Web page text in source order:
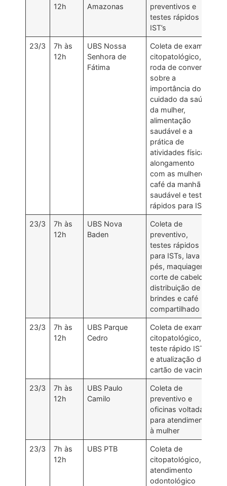
12h Amazonas
preventivos e
testes rápidos
IST’s
23/3
7h às
12h
UBS Nossa
Senhora de
Fátima
Coleta de exame
citopatológico,
roda de conversa
sobre a
importância do
cuidado da saúde
da mulher,
alimentação
saudável e a
prática de
atividades físicas;
alongamento
com as mulheres;
café da manhã
saudável e testes
rápidos para ISTs
23/3
7h às
12h
UBS Nova
Baden
Coleta de
preventivo,
testes rápidos
para ISTs, lava
pés, maquiagem,
corte de cabelo,
distribuição de
brindes e café
compartilhado
23/3
7h às
12h
UBS Parque
Cedro
Coleta de exame
citopatológico,
teste rápido IST’s
e atualização do
cartão de vacina
23/3
7h às
12h
UBS Paulo
Camilo
Coleta de
preventivo e
oficinas voltadas
para atendimento
à mulher
23/3
7h às
12h
UBS PTB
Coleta de
citopatológico,
atendimento
odontológico